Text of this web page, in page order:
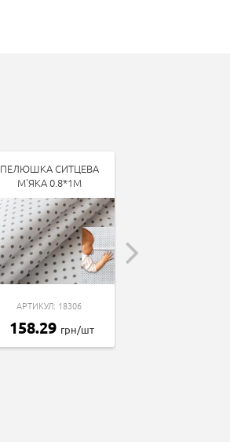
ПЕЛЮШКА СИТЦЕВА
М'ЯКА 0.8*1М
АРТИКУЛ: 18306
158.29 грн/шт